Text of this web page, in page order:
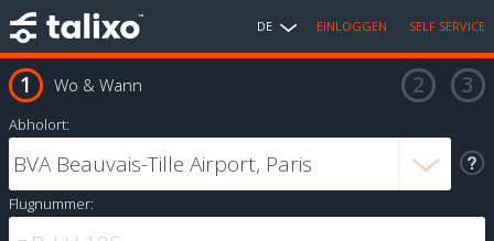
DE EINLOGGEN SELF SERVICE
Wo & Wann
Abholort:
Flugnummer: